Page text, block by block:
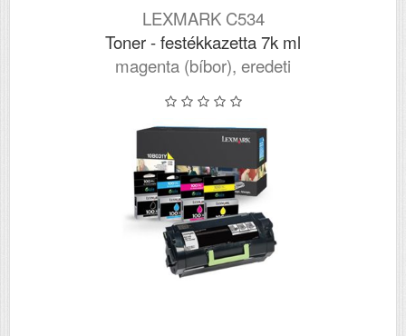
LEXMARK C534
Toner - festékkazetta 7k ml
magenta (bíbor), eredeti